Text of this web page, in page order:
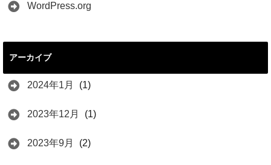
WordPress.org
アーカイブ
2024年1月 (1)
2023年12月 (1)
2023年9月 (2)